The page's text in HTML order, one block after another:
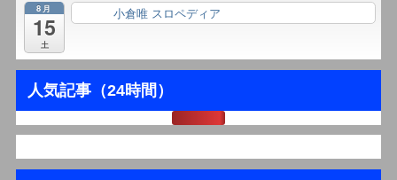
8月
15
土
小倉唯 スロペディア
人気記事（24時間）